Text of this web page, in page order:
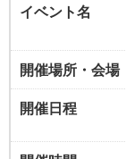
イベント名
開催場所・会場
開催日程